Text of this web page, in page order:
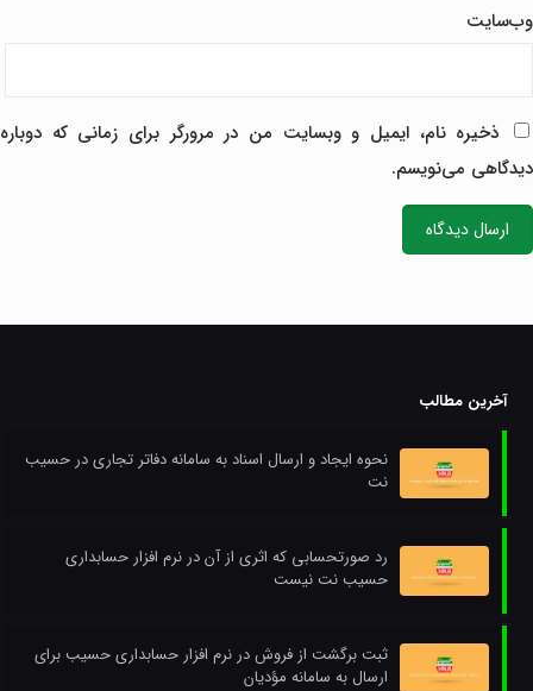
وب‌سایت
ذخیره نام، ایمیل و وبسایت من در مرورگر برای زمانی که دوباره
دیدگاهی می‌نویسم.
آخرین مطالب
نحوه ایجاد و ارسال اسناد به سامانه دفاتر تجاری در حسیب
نت
رد صورتحسابی که اثری از آن در نرم افزار حسابداری
حسیب نت نیست
ثبت برگشت از فروش در نرم افزار حسابداری حسیب برای
ارسال به سامانه مؤدیان